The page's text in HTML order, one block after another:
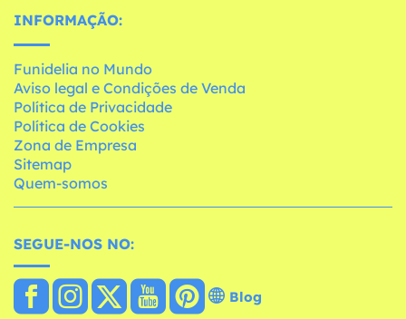
INFORMAÇÃO:
Funidelia no Mundo
Aviso legal e Condições de Venda
Política de Privacidade
Política de Cookies
Zona de Empresa
Sitemap
Quem-somos
SEGUE-NOS NO:
Blog